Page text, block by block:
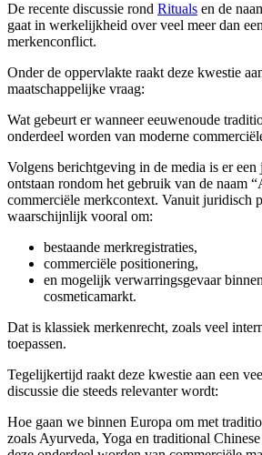
De recente discussie rond Rituals en de
gaat in werkelijkheid over veel meer dan
merkenconflict.
Onder de oppervlakte raakt deze kwestie
maatschappelijke vraag:
Wat gebeurt er wanneer eeuwenoude
onderdeel worden van moderne
Volgens berichtgeving in de media is er
ontstaan rondom het gebruik van de naam
commerciële merkcontext. Vanuit juridisch
waarschijnlijk vooral om:
bestaande merkregistraties,
commerciële positionering,
en mogelijk verwarringsgevaar
cosmeticamarkt.
Dat is klassiek merkenrecht, zoals veel
toepassen.
Tegelijkertijd raakt deze kwestie aan een
discussie die steeds relevanter wordt:
Hoe gaan we binnen Europa om met
zoals Ayurveda, Yoga en traditional